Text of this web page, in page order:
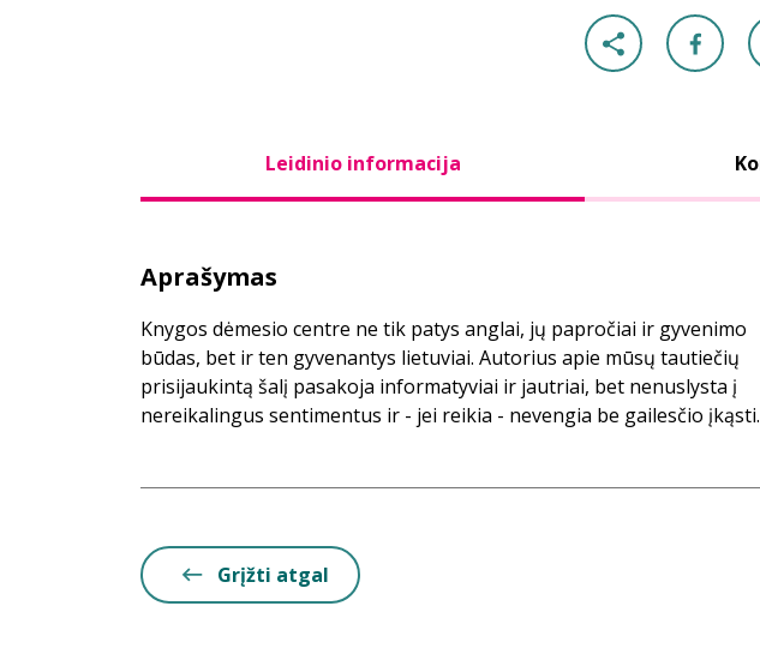
Leidinio informacija
Aprašymas
Knygos dėmesio centre ne tik patys anglai, jų papročiai ir gyvenimo
būdas, bet ir ten gyvenantys lietuviai. Autorius apie mūsų tautiečių
prisijaukintą šalį pasakoja informatyviai ir jautriai, bet nenuslysta į
nereikalingus sentimentus ir - jei reikia - nevengia be gailesčio įkąsti.
Grįžti atgal